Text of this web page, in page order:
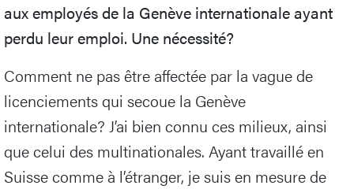
aux employés de la Genève internationale ayant
perdu leur emploi. Une nécessité?
Comment ne pas être affectée par la vague de
licenciements qui secoue la Genève
internationale? J’ai bien connu ces milieux, ainsi
que celui des multinationales. Ayant travaillé en
Suisse comme à l’étranger, je suis en mesure de